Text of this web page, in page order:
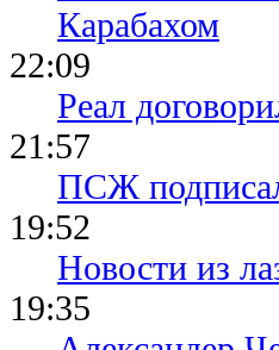
Карабахом
22:09
Реал
21:57
ПСЖ
19:52
Новости из
19:35